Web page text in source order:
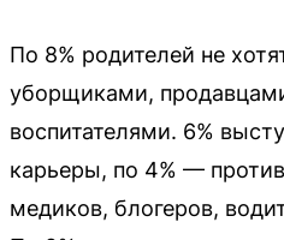
По 8% родителей не
уборщиками,
воспитателями. 6%
карьеры, по 4% — против
медиков, блогеров,